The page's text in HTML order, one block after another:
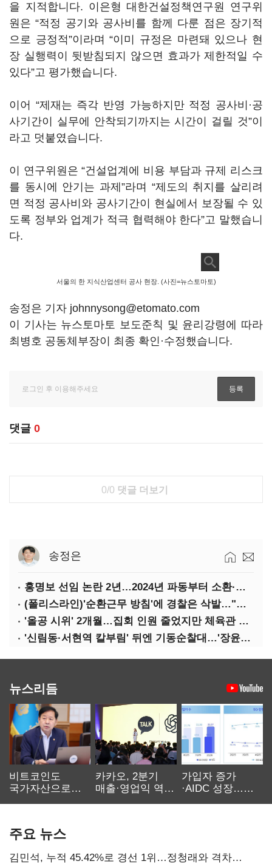
을 지적합니다. 이은형 대한건설정책연구원 연구위
원은 “적정 공기와 공사비를 함께 다룬 점은 장기적
으로 긍정적”이라며 “이미 규정은 마련돼 있으나 현
장 실행력이 뒷받침되지 않으면 효과가 제한적일 수
있다”고 평가했습니다.
이어 “제재는 즉각 반영 가능하지만 적정 공사비·공
사기간이 실무에 안착되기까지는 시간이 걸릴 것”이
라고 덧붙였습니다.
이 연구위원은 “건설업계에 비용 부담과 규제 리스크
를 동시에 안기는 과제”라며 “제도의 취지를 살리려
면 적정 공사비와 공사기간이 현실에서 보장될 수 있
도록 정부와 업계가 적극 협력해야 한다”고 말했습니
다.
서울의 한 지식산업센터 공사 현장. (사진=뉴스토마토)
송정은 기자 johnnysong@etomato.com
이 기사는 뉴스토마토 보도준칙 및 윤리강령에 따라
최병호 공동체부장이 최종 확인·수정했습니다.
댓글 0
0/0 댓글 더보기
송정은
홍명보 선임 논란 2년…2024년 파동부터 소환·압색까지
(폴리스라인)'순환근무 방침'에 경찰은 삭발…"베테랑·수사력 보강 먼저"
'올공 시위' 2개월…집회 인원 줄었지만 체육관 봉쇄 계속
'신림동·서현역 칼부림' 뒤엔 기동순찰대…'장윤기 은폐·조작' 후엔 내부비리수사대
뉴스리듬
비트코인도
국가자산으로…'
카카오, 2분기
매출·영업익 역대
가입자 증가
·AIDC 성장…
주요 뉴스
김민석, 누적 45.42%로 경선 1위…정청래와 격차